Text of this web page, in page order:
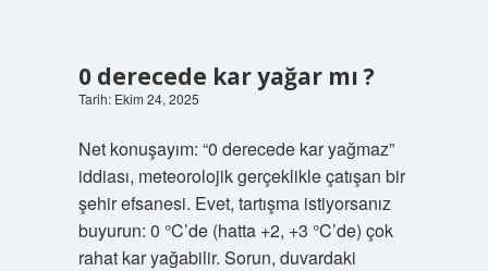
0 derecede kar yağar mı ?
Tarih: Ekim 24, 2025
Net konuşayım: “0 derecede kar yağmaz”
iddiası, meteorolojik gerçeklikle çatışan bir
şehir efsanesi. Evet, tartışma istiyorsanız
buyurun: 0 °C’de (hatta +2, +3 °C’de) çok
rahat kar yağabilir. Sorun, duvardaki